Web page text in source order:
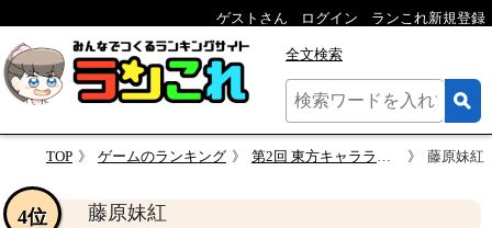
ゲストさん ログイン ランこれ新規登録
全文検索
TOP ゲームのランキング 第2回 東方キャラランキング！！ 藤原妹紅
藤原妹紅
4位